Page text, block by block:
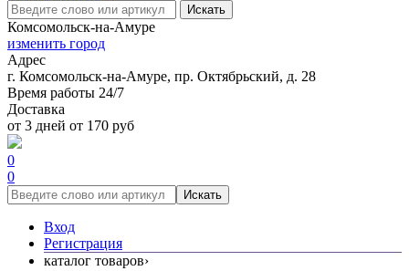
Искать
Комсомольск-на-Амуре
изменить город
Адрес
г. Комсомольск-на-Амуре, пр. Октябрьский, д. 28
Время работы 24/7
Доставка
от 3 дней от 170 руб
0
0
Искать
Вход
Регистрация
каталог товаров›